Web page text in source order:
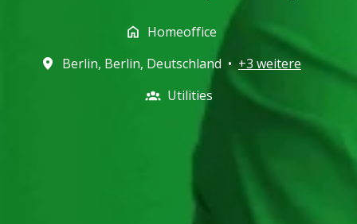
Homeoffice
Berlin, Berlin, Deutschland • +3 weitere
Utilities